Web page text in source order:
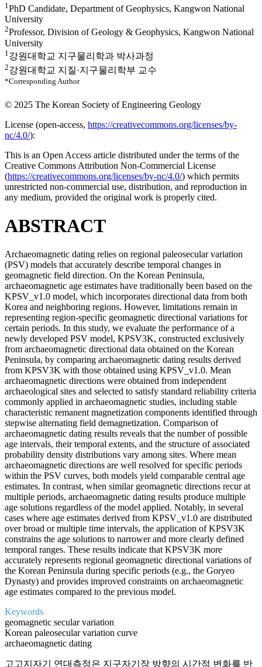
1 PhD Candidate, Department of Geophysics, Kangwon National
University
2Professor, Division of Geology & Geophysics, Kangwon National
University
1 강원대학교 지구물리학과 박사과정
2강원대학교 지질·지구물리학부 교수
*Corresponding Author
© 2025 The Korean Society of Engineering Geology
License (open-access, https://creativecommons.org/licenses/by-
nc/4.0/):
This is an Open Access article distributed under the terms of the
Creative Commons Attribution Non-Commercial License
(https://creativecommons.org/licenses/by-nc/4.0/) which permits
unrestricted non-commercial use, distribution, and reproduction in
any medium, provided the original work is properly cited.
ABSTRACT
Archaeomagnetic dating relies on regional paleosecular variation
(PSV) models that accurately describe temporal changes in
geomagnetic field direction. On the Korean Peninsula,
archaeomagnetic age estimates have traditionally been based on the
KPSV_v1.0 model, which incorporates directional data from both
Korea and neighboring regions. However, limitations remain in
representing region-specific geomagnetic directional variations for
certain periods. In this study, we evaluate the performance of a
newly developed PSV model, KPSV3K, constructed exclusively
from archaeomagnetic directional data obtained on the Korean
Peninsula, by comparing archaeomagnetic dating results derived
from KPSV3K with those obtained using KPSV_v1.0. Mean
archaeomagnetic directions were obtained from independent
archaeological sites and selected to satisfy standard reliability criteria
commonly applied in archaeomagnetic studies, including stable
characteristic remanent magnetization components identified through
stepwise alternating field demagnetization. Comparison of
archaeomagnetic dating results reveals that the number of possible
age intervals, their temporal extents, and the structure of associated
probability density distributions vary among sites. Where mean
archaeomagnetic directions are well resolved for specific periods
within the PSV curves, both models yield comparable central age
estimates. In contrast, when similar geomagnetic directions recur at
multiple periods, archaeomagnetic dating results produce multiple
age solutions regardless of the model applied. Notably, in several
cases where age estimates derived from KPSV_v1.0 are distributed
over broad or multiple time intervals, the application of KPSV3K
constrains the age solutions to narrower and more clearly defined
temporal ranges. These results indicate that KPSV3K more
accurately represents regional geomagnetic directional variations of
the Korean Peninsula during specific periods (e.g., the Goryeo
Dynasty) and provides improved constraints on archaeomagnetic
age estimates compared to the previous model.
Keywords
geomagnetic secular variation
Korean paleosecular variation curve
archaeomagnetic dating
고고지자기 연대측정은 지구자기장 방향의 시간적 변화를 반